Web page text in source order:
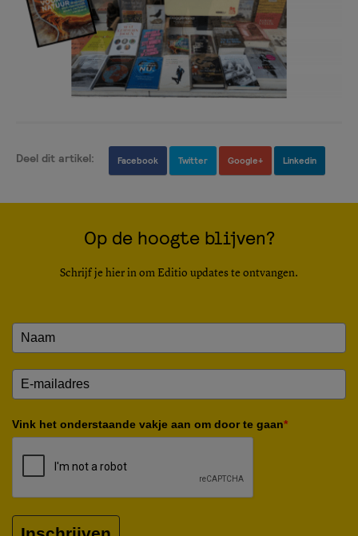
Deel dit artikel: Facebook Twitter Google+ Linkedin
Op de hoogte blijven?
Schrijf je hier in om Editio updates te ontvangen.
Vink het onderstaande vakje aan om door te gaan*